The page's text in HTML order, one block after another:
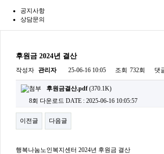
공지사항
상담문의
후원금 2024년 결산
작성자 관리자 25-06-16 10:05 조회 732회 댓
후원금결산.pdf(370.1K)
8회 다운로드 DATE : 2025-06-16 10:05:57
이전글 다음글
행복나눔노인복지센터 2024년 후원금 결산